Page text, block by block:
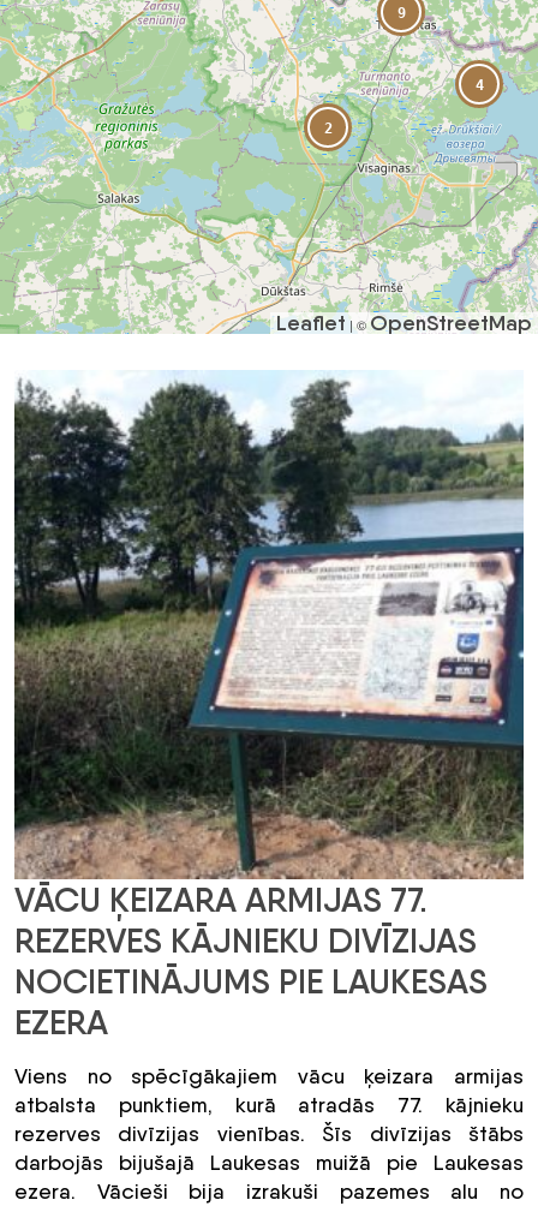
2
4
9
Leaflet | © OpenStreetMap
VĀCU ĶEIZARA ARMIJAS 77.
REZERVES KĀJNIEKU DIVĪZIJAS
NOCIETINĀJUMS PIE LAUKESAS
EZERA
Viens no spēcīgākajiem vācu ķeizara armijas
atbalsta punktiem, kurā atradās 77. kājnieku
rezerves divīzijas vienības. Šīs divīzijas štābs
darbojās bijušajā Laukesas muižā pie Laukesas
ezera. Vācieši bija izrakuši pazemes alu no